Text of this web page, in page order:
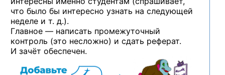
что было бы интересно узнать на следующей
неделе и т. д.).
Главное — написать промежуточный
контроль (это несложно) и сдать реферат.
И зачёт обеспечен.